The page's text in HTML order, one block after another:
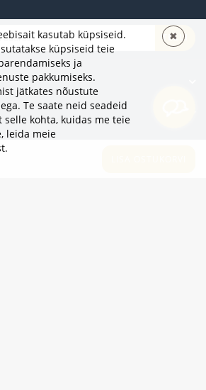
TELLI
kasutab küpsiseid.
küpsiseid teie
ja
pakkumiseks.
jätkates nõustute
Te saate neid seadeid
selle kohta, kuidas me teie
leida meie
.
✖